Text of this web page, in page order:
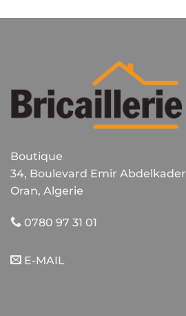
Boutique
34, Boulevard Emir Abdelkader
Oran, Algerie
0780 97 31 01
E-MAIL